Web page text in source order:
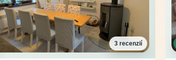
3 recenzií